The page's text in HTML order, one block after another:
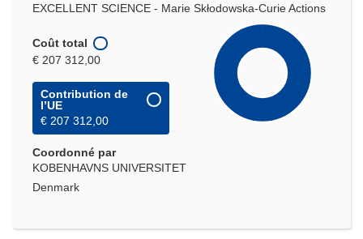
EXCELLENT SCIENCE - Marie Skłodowska-Curie Actions
Coût total
€ 207 312,00
Contribution de
l’UE
€ 207 312,00
Coordonné par
KOBENHAVNS UNIVERSITET
Denmark